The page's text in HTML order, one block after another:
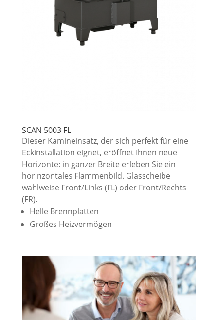
SCAN 5003 FL
Dieser Kamineinsatz, der sich perfekt für eine
Eckinstallation eignet, eröffnet Ihnen neue
Horizonte: in ganzer Breite erleben Sie ein
horinzontales Flammenbild. Glasscheibe
wahlweise Front/Links (FL) oder Front/Rechts
(FR).
Helle Brennplatten
Großes Heizvermögen